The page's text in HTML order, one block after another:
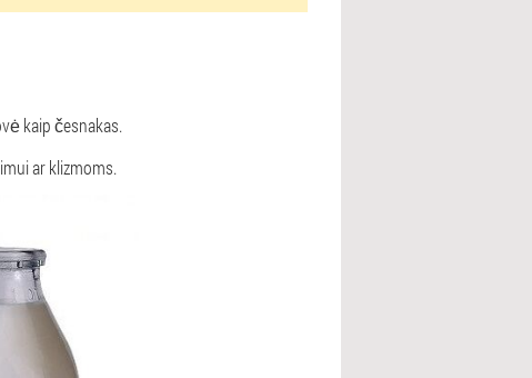
kaip česnakas.
ar klizmoms.